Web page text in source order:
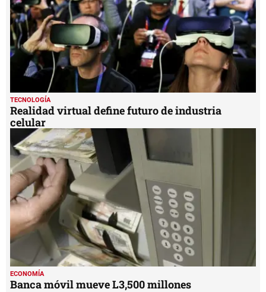
TECNOLOGÍA
Realidad virtual define futuro de industria
celular
ECONOMÍA
Banca móvil mueve L3,500 millones